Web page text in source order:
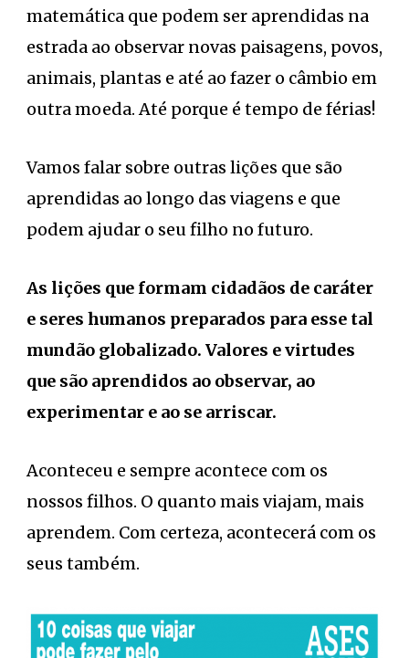
matemática que podem ser aprendidas na
estrada ao observar novas paisagens, povos,
animais, plantas e até ao fazer o câmbio em
outra moeda. Até porque é tempo de férias!
Vamos falar sobre outras lições que são
aprendidas ao longo das viagens e que
podem ajudar o seu filho no futuro.
As lições que formam cidadãos de caráter
e seres humanos preparados para esse tal
mundão globalizado. Valores e virtudes
que são aprendidos ao observar, ao
experimentar e ao se arriscar.
Aconteceu e sempre acontece com os
nossos filhos. O quanto mais viajam, mais
aprendem. Com certeza, acontecerá com os
seus também.